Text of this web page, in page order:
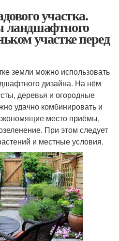
участка.
ландшафтного
участке перед
земли можно использовать
дизайна. На нём
деревья и огородные
удачно комбинировать и
место приёмы,
При этом следует
и местные условия.